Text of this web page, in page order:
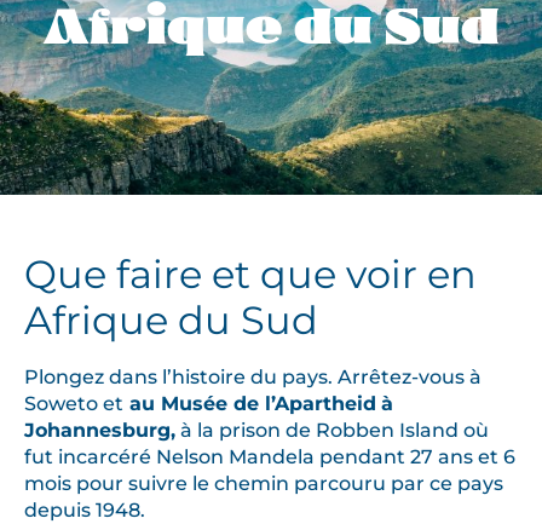
Afrique du Sud
Que faire et que voir en
Afrique du Sud
Plongez dans l’histoire du pays. Arrêtez-vous à
Soweto et au Musée de l’Apartheid à
Johannesburg, à la prison de Robben Island où
fut incarcéré Nelson Mandela pendant 27 ans et 6
mois pour suivre le chemin parcouru par ce pays
depuis 1948.